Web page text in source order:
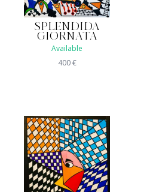
SPLENDIDA
GIORNATA
Available
400€